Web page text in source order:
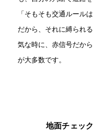
「そもそも交通ルール
だから、それに縛られ
気な時に、赤信号だか
が大多数です。
地面チェッ